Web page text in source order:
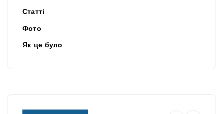
Статті
Фото
Як це було